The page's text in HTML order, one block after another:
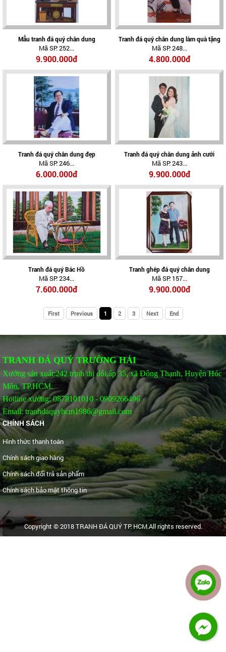
Mẫu tranh đá quý chân dung
Mã SP: 252...
9.900.000đ
Tranh đá quý chân dung làm quà tặng
Mã SP: 248...
4.800.000đ
Tranh đá quý chân dung đẹp
Mã SP: 246...
6.000.000đ
Tranh đá quý chân dung ảnh cưới
Mã SP: 243...
9.900.000đ
Tranh đá quý Bác Hồ
Mã SP: 234...
7.600.000đ
Tranh ghép đá quý chân dung
Mã SP: 157...
9.900.000đ
First Previous 1 2 3 Next End
TRANH ĐÁ QUÝ TRƯỜNG HẢI
Xưởng sản xuất:242 trịnh thị dối,ấp 35, xã Đông Thạnh, Huyện Hóc
Môn, TP.HCM.
Hotline xưởng: 0878101010 - 0909266496
Email: tranhdaquyhcm1986@gmail.com
CHÍNH SÁCH
Hình thức thanh toán
Chính sách giao hàng
Chính sách đổi trả sản phẩm
Chính sách bảo mật thông tin
Copyright © 2018 TRANH ĐÁ QUÝ TP. HCM.All rights reserved.